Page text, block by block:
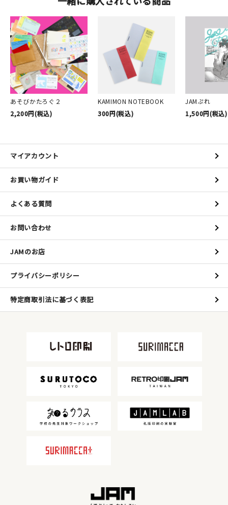
あそびかたろぐ２
2,200円(税込)
KAMIMON NOTEBOOK
300円(税込)
JAMぷれ
1,500円(税込)
マイアカウント
お買い物ガイド
よくある質問
お問い合わせ
JAMのお店
プライバシーポリシー
特定商取引法に基づく表記